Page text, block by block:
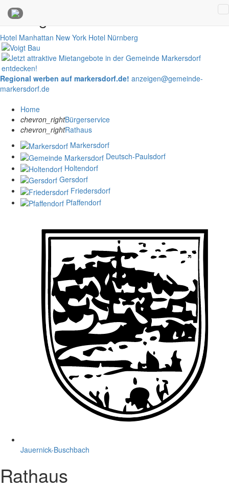
Anzeigen
Hotel Manhattan New York Hotel Nürnberg
Regional werben auf markersdorf.de! anzeigen@gemeinde-
markersdorf.de
Home
chevron_rightBürgerservice
chevron_rightRathaus
Markersdorf
Deutsch-Paulsdorf
Holtendorf
Gersdorf
Friedersdorf
Pfaffendorf
Jauernick-Buschbach
Rathaus